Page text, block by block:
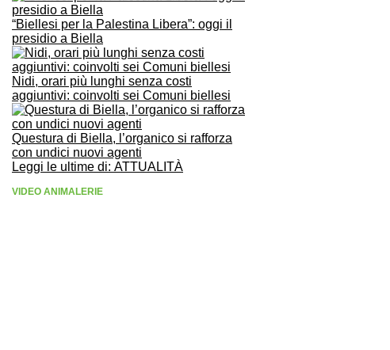
“Biellesi per la Palestina Libera”: oggi il
presidio a Biella
Nidi, orari più lunghi senza costi
aggiuntivi: coinvolti sei Comuni biellesi
Questura di Biella, l’organico si rafforza
con undici nuovi agenti
Leggi le ultime di: ATTUALITÀ
VIDEO ANIMALERIE